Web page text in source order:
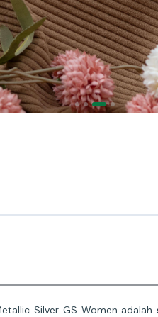
Silver GS Women